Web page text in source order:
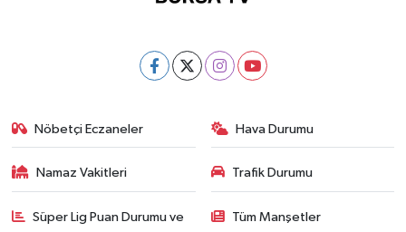
Nöbetçi Eczaneler Hava Durumu
Namaz Vakitleri Trafik Durumu
Süper Lig Puan Durumu ve
Tüm Manşetler